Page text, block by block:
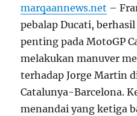
marqaannews.net –
pebalap Ducati,
penting pada MotoGP
melakukan manuver
terhadap Jorge Martin
Catalunya-Barcelona.
menandai yang ketiga